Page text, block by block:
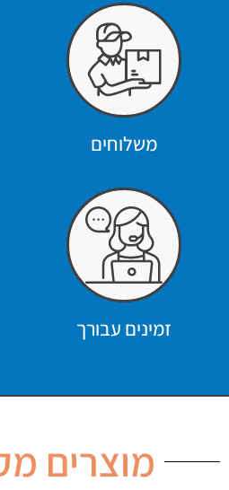
משלוחים
זמינים עבורך
מוצרים